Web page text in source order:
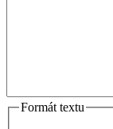
Formát textu